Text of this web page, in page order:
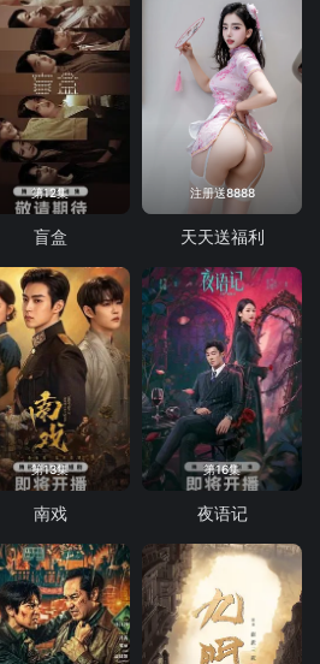
第12集
盲盒
注册送8888
天天送福利
第13集
南戏
第16集
夜语记